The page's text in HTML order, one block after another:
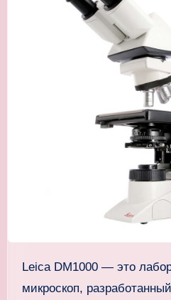
Leica DM1000 — это лабораторный прямой
микроскоп,